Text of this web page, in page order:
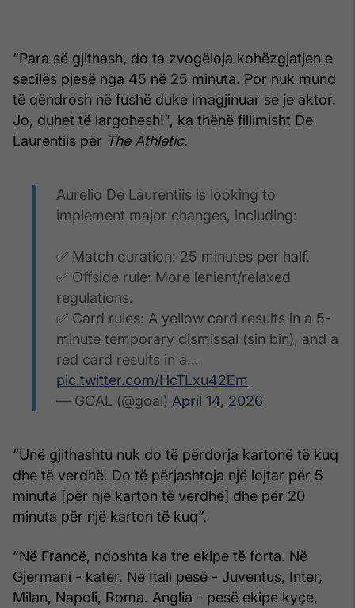
“Para së gjithash, do ta zvogëloja kohëzgjatjen e
secilës pjesë nga 45 në 25 minuta. Por nuk mund
të qëndrosh në fushë duke imagjinuar se je aktor.
Jo, duhet të largohesh!", ka thënë fillimisht De
Laurentiis për The Athletic.
Aurelio De Laurentiis is looking to
implement major changes, including:
✅️ Match duration: 25 minutes per half.
✅️ Offside rule: More lenient/relaxed
regulations.
✅️ Card rules: A yellow card results in a 5-
minute temporary dismissal (sin bin), and a
red card results in a…
pic.twitter.com/HcTLxu42Em
— GOAL (@goal) April 14, 2026
“Unë gjithashtu nuk do të përdorja kartonë të kuq
dhe të verdhë. Do të përjashtoja një lojtar për 5
minuta [për një karton të verdhë] dhe për 20
minuta për një karton të kuq”.
“Në Francë, ndoshta ka tre ekipe të forta. Në
Gjermani - katër. Në Itali pesë - Juventus, Inter,
Milan, Napoli, Roma. Anglia - pesë ekipe kyçe,